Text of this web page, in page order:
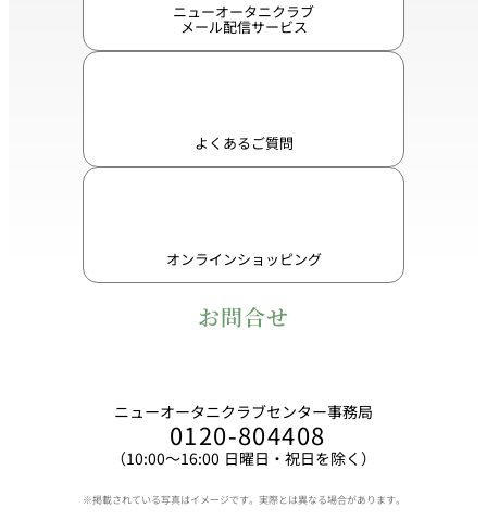
ニューオータニクラブ
メール配信サービス
よくあるご質問
オンラインショッピング
お問合せ
ニューオータニクラブセンター事務局
0120-804408
（10:00〜16:00 日曜日・祝日を除く）
※掲載されている写真はイメージです。実際とは異なる場合があります。